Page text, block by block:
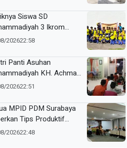
Siswa SD
3 Ikrom
Membatik dengan
202622:58
Panti Asuhan
KH. Achmad
Latih Kepemimpinan
202622:51
MPID PDM Surabaya
Tips Produktif
Sejarah
202622:48